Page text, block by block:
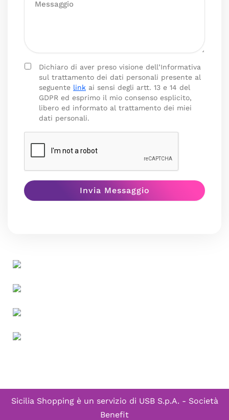
Dichiaro di aver preso visione dell’Informativa
sul trattamento dei dati personali presente al
seguente link ai sensi degli artt. 13 e 14 del
GDPR ed esprimo il mio consenso esplicito,
libero ed informato al trattamento dei miei
dati personali.
Sicilia Shopping è un servizio di USB S.p.A. - Società
Benefit